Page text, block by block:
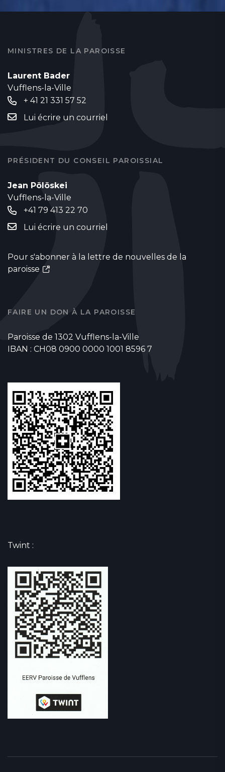
MINISTRES DE LA PAROISSE
Laurent Bader
Vufflens-la-Ville
+ 41 21 331 57 52
Lui écrire un courriel
PRÉSIDENT DU CONSEIL PAROISSIAL
Jean Pölöskei
Vufflens-la-Ville
+41 79 413 22 70
Lui écrire un courriel
Pour s'abonner à la lettre de nouvelles de la
paroisse
FAIRE UN DON À LA PAROISSE
Paroisse de 1302 Vufflens-la-Ville
IBAN : CH08 0900 0000 1001 8596 7
Twint :